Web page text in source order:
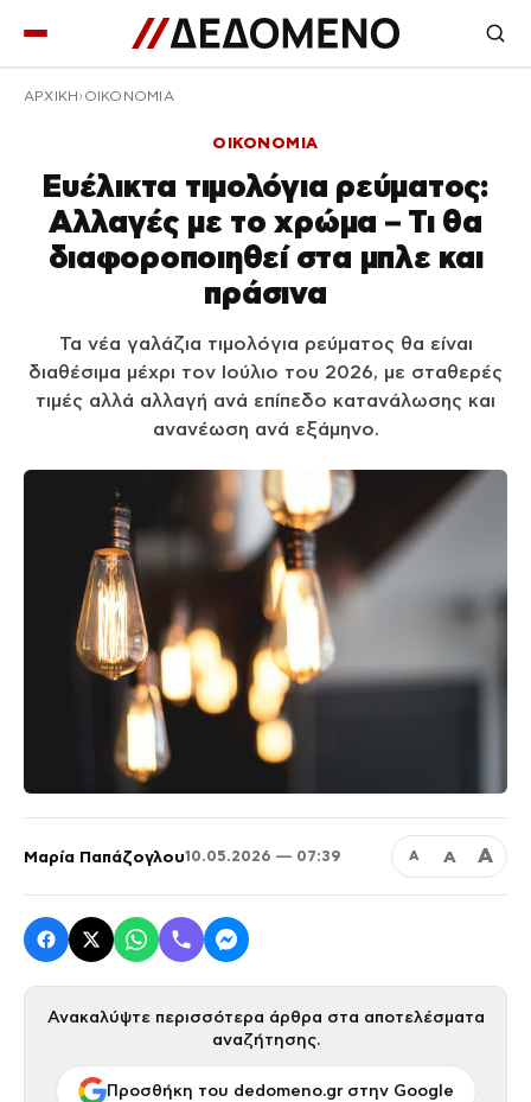
ΑΡΧΙΚΉ ΟΙΚΟΝΟΜΙΑ
ΟΙΚΟΝΟΜΙΑ
Ευέλικτα τιμολόγια ρεύματος:
Αλλαγές με το χρώμα – Τι θα
διαφοροποιηθεί στα μπλε και
πράσινα
Τα νέα γαλάζια τιμολόγια ρεύματος θα είναι
διαθέσιμα μέχρι τον Ιούλιο του 2026, με σταθερές
τιμές αλλά αλλαγή ανά επίπεδο κατανάλωσης και
ανανέωση ανά εξάμηνο.
Μαρία Παπάζογλου10.05.2026 — 07:39 Α Α Α
Ανακαλύψτε περισσότερα άρθρα στα αποτελέσματα
αναζήτησης.
Προσθήκη του dedomeno.gr στην Google